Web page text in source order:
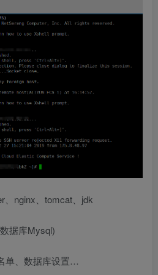
、nginx、tomcat、jdk
据库Mysql)
单、数据库设置…